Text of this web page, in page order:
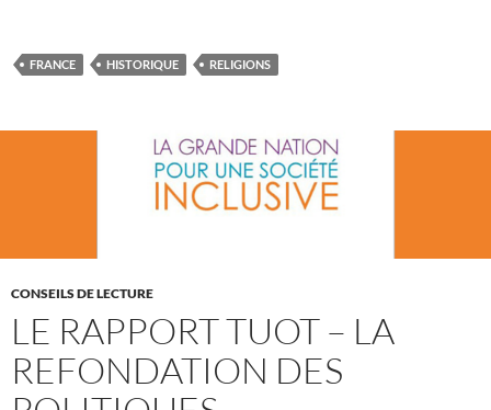
FRANCE HISTORIQUE RELIGIONS
CONSEILS DE LECTURE
LE RAPPORT TUOT – LA
REFONDATION DES